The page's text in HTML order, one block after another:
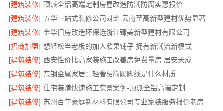
[建筑装修] 顶派全铝高端定制房屋改造防潮防腐实惠报价
[建筑装修] 五华一站式装修公司对比 云南至高新型建材优势显著
[建筑装修] 金华旧房改造环保选浙江臻美新型建材有限公司
[招商加盟] 想轻松当老板的加入欣果铺子 拥有新潮流新模式
[建筑装修] 西安性价比高家装施工改善房免费量房 居安天成
[建筑装修] 东钢金属家居：轻奢极简踢脚线是什么材质
[建筑装修] 住宅装潢快速施工实景案例-顶派全铝高端定制
[建筑装修]